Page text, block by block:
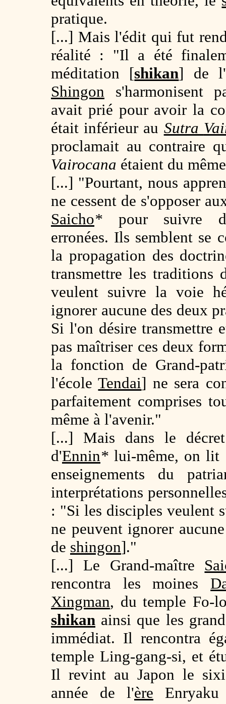
pratique.
[...] Mais l'édit qui fut
réalité : "Il a été
méditation [shikan] de
Shingon s'harmonisent
avait prié pour avoir la
était inférieur au Sutra
proclamait au contraire
Vairocana étaient du
[...] "Pourtant, nous
ne cessent de s'opposer
Saicho* pour suivre
erronées. Ils semblent se
la propagation des
transmettre les traditions
veulent suivre la voie
ignorer aucune des deux
Si l'on désire transmettre
pas maîtriser ces deux
la fonction de Grand-
l'écoleTendai] ne sera
parfaitement comprises
même à l'avenir."
[...] Mais dans le
d'Ennin* lui-même, on lit
enseignements du
interprétations
: "Si les disciples veulent
ne peuvent ignorer
de shingon]."
[...] Le Grand-maître
rencontra les moines
Xingman, du temple Fo-
shikan ainsi que les
immédiat. Il rencontra
temple Ling-gang-si, et
Il revint au Japon le
année de l'ère